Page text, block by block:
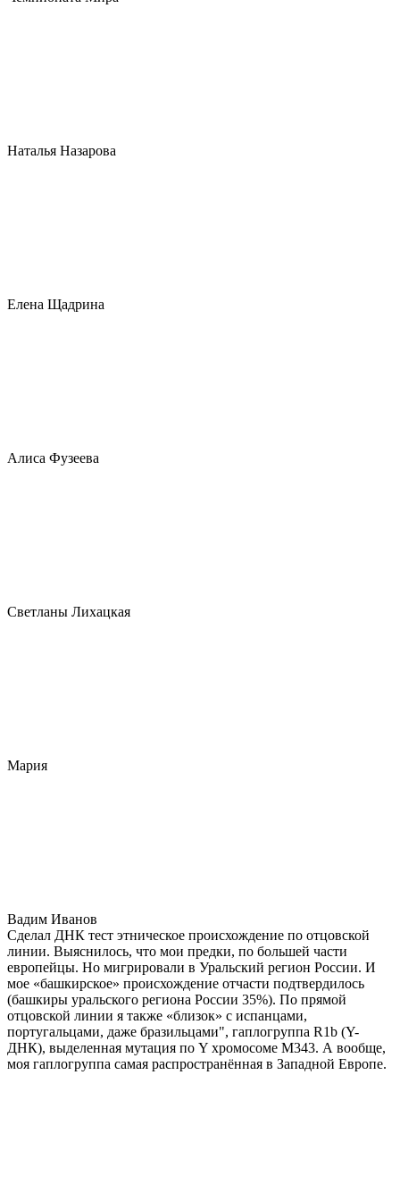
Наталья Назарова
Елена Щадрина
Алиса Фузеева
Светланы Лихацкая
Мария
Вадим Иванов
Сделал ДНК тест этническое происхождение по отцовской
линии. Выяснилось, что мои предки, по большей части
европейцы. Но мигрировали в Уральский регион России. И
мое «башкирское» происхождение отчасти подтвердилось
(башкиры уральского региона России 35%). По прямой
отцовской линии я также «близок» с испанцами,
португальцами, даже бразильцами", гаплогруппа R1b (Y-
ДНК), выделенная мутация по Y хромосоме М343. А вообще,
моя гаплогруппа самая распространённая в Западной Европе.